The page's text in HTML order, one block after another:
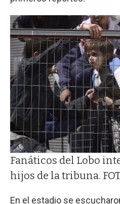
Fanáticos del Lobo
hijos de la tribuna.
En el estadio se